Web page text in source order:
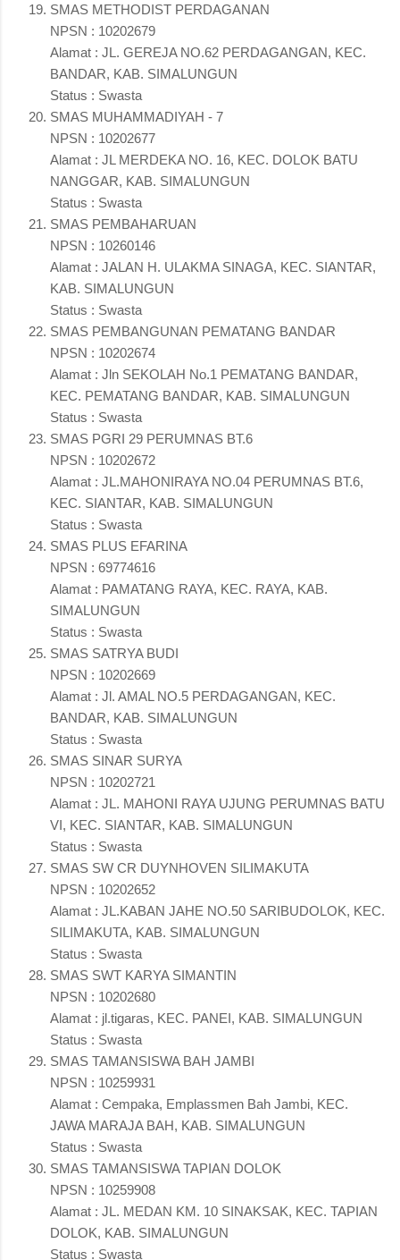
SMAS METHODIST PERDAGANAN
NPSN : 10202679
Alamat : JL. GEREJA NO.62 PERDAGANGAN, KEC.
BANDAR, KAB. SIMALUNGUN
Status : Swasta
SMAS MUHAMMADIYAH - 7
NPSN : 10202677
Alamat : JL MERDEKA NO. 16, KEC. DOLOK BATU
NANGGAR, KAB. SIMALUNGUN
Status : Swasta
SMAS PEMBAHARUAN
NPSN : 10260146
Alamat : JALAN H. ULAKMA SINAGA, KEC. SIANTAR,
KAB. SIMALUNGUN
Status : Swasta
SMAS PEMBANGUNAN PEMATANG BANDAR
NPSN : 10202674
Alamat : Jln SEKOLAH No.1 PEMATANG BANDAR,
KEC. PEMATANG BANDAR, KAB. SIMALUNGUN
Status : Swasta
SMAS PGRI 29 PERUMNAS BT.6
NPSN : 10202672
Alamat : JL.MAHONIRAYA NO.04 PERUMNAS BT.6,
KEC. SIANTAR, KAB. SIMALUNGUN
Status : Swasta
SMAS PLUS EFARINA
NPSN : 69774616
Alamat : PAMATANG RAYA, KEC. RAYA, KAB.
SIMALUNGUN
Status : Swasta
SMAS SATRYA BUDI
NPSN : 10202669
Alamat : Jl. AMAL NO.5 PERDAGANGAN, KEC.
BANDAR, KAB. SIMALUNGUN
Status : Swasta
SMAS SINAR SURYA
NPSN : 10202721
Alamat : JL. MAHONI RAYA UJUNG PERUMNAS BATU
VI, KEC. SIANTAR, KAB. SIMALUNGUN
Status : Swasta
SMAS SW CR DUYNHOVEN SILIMAKUTA
NPSN : 10202652
Alamat : JL.KABAN JAHE NO.50 SARIBUDOLOK, KEC.
SILIMAKUTA, KAB. SIMALUNGUN
Status : Swasta
SMAS SWT KARYA SIMANTIN
NPSN : 10202680
Alamat : jl.tigaras, KEC. PANEI, KAB. SIMALUNGUN
Status : Swasta
SMAS TAMANSISWA BAH JAMBI
NPSN : 10259931
Alamat : Cempaka, Emplassmen Bah Jambi, KEC.
JAWA MARAJA BAH, KAB. SIMALUNGUN
Status : Swasta
SMAS TAMANSISWA TAPIAN DOLOK
NPSN : 10259908
Alamat : JL. MEDAN KM. 10 SINAKSAK, KEC. TAPIAN
DOLOK, KAB. SIMALUNGUN
Status : Swasta